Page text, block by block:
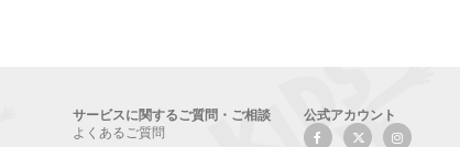
サービスに関するご質問・ご相談
よくあるご質問
公式アカウント